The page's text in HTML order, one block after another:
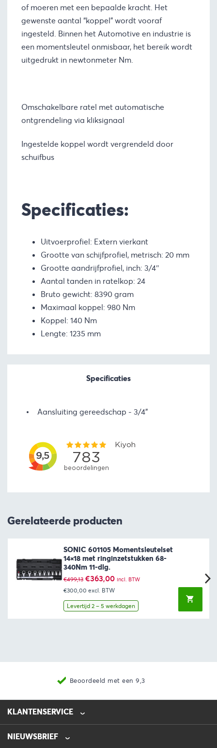
of moeren met een bepaalde kracht. Het
gewenste aantal “koppel” wordt vooraf
ingesteld. Binnen het Automotive en industrie is
een momentsleutel onmisbaar, het bereik wordt
uitgedrukt in newtonmeter Nm.
Omschakelbare ratel met automatische
ontgrendeling via kliksignaal
Ingestelde koppel wordt vergrendeld door
schuifbus
Specificaties:
Uitvoerprofiel: Extern vierkant
Grootte van schijfprofiel, metrisch: 20 mm
Grootte aandrijfprofiel, inch: 3/4″
Aantal tanden in ratelkop: 24
Bruto gewicht: 8390 gram
Maximaal koppel: 980 Nm
Koppel: 140 Nm
Lengte: 1235 mm
Specificaties
Aansluiting gereedschap 3/4"
Gerelateerde producten
SONIC 601105 Momentsleutelset
14×18 met ringinzetstukken 68-
340Nm 11-dlg.
€499,13 Oorspronkelijke
prijs
was:
€499,13.
€363,00Huidige
prijs
is:
€363,00.
incl. BTW
€300,00 excl. BTW
Levertijd 2 – 5 werkdagen
Nieuwste producten
KLANTENSERVICE
0475-218632
NIEUWSBRIEF